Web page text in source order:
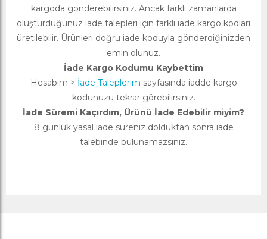
kargoda gönderebilirsiniz. Ancak farklı zamanlarda
oluşturduğunuz iade talepleri için farklı iade kargo kodları
üretilebilir. Ürünleri doğru iade koduyla gönderdiğinizden
emin olunuz.
İade Kargo Kodumu Kaybettim
Hesabım > İade Taleplerim sayfasında iadde kargo
kodunuzu tekrar görebilirsiniz.
İade Süremi Kaçırdım, Ürünü İade Edebilir miyim?
8 günlük yasal iade süreniz dolduktan sonra iade
talebinde bulunamazsınız.